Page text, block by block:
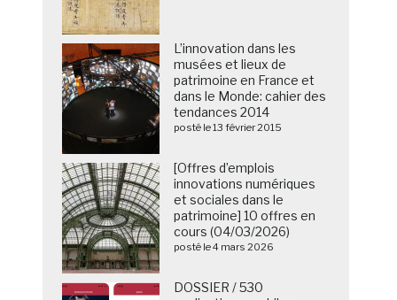
L’innovation dans les
musées et lieux de
patrimoine en France et
dans le Monde: cahier des
tendances 2014
posté le 13 février 2015
[Offres d’emplois
innovations numériques
et sociales dans le
patrimoine] 10 offres en
cours (04/03/2026)
posté le 4 mars 2026
DOSSIER / 530